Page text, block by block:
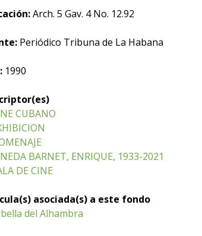
Arch. 5 Gav. 4 No. 12.92
Periódico Tribuna de La Habana
1990
CUBANO
BARNET, ENRIQUE, 1933-2021
DE CINE
asociada(s) a este fondo
del Alhambra